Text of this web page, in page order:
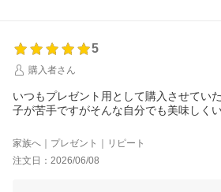
サイダー割りと水割りの割合が違かった
です。正直、自分用にも買おうかなと考え
参りますので、今後とも末永いお付き合いを
5
購入者さん
いつもプレゼント用として購入させてい
子が苦手ですがそんな自分でも美味しく
家族へ｜プレゼント｜リピート
注文日：2026/06/08